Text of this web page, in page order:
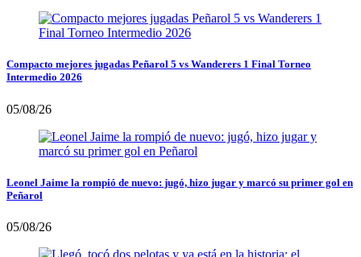
Compacto mejores jugadas Peñarol 5 vs Wanderers 1 Final Torneo
Intermedio 2026
05/08/26
Leonel Jaime la rompió de nuevo: jugó, hizo jugar y marcó su primer gol en
Peñarol
05/08/26